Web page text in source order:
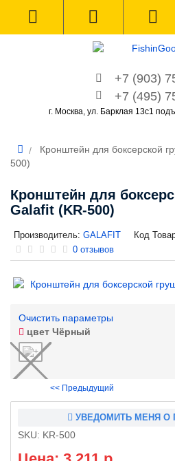
+7 (903)
+7 (495)
г. Москва, ул. Барклая 13с1
Кронштейн для боксерской
500)
Кронштейн для
Galafit (KR-500)
Производитель: GALAFIT Код
0 отзывов
Очистить параметры
цвет Чёрный
<< Предыдущий
УВЕДОМИТЬ МЕНЯ О
SKU: KR-500